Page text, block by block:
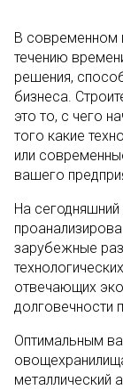
В современном
течению
решения,
бизнеса.
это то, с чего
того какие
или
вашего
На
зарубежные
отвечающих
долговечности
Оптимальным
металлический